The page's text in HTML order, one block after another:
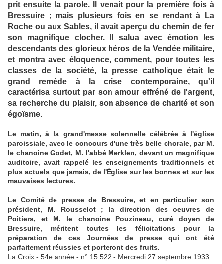
prit ensuite la parole. Il venait pour la première fois à
Bressuire ; mais plusieurs fois en se rendant à La
Roche ou aux Sables, il avait aperçu du chemin de fer
son magnifique clocher. Il salua avec émotion les
descendants des glorieux héros de la Vendée militaire,
et montra avec éloquence, comment, pour toutes les
classes de la société, la presse catholique était le
grand remède à la crise contemporaine, qu'il
caractérisa surtout par son amour effréné de l'argent,
sa recherche du plaisir, son absence de charité et son
égoïsme.
Le matin, à la grand'messe solennelle célébrée à l'église
paroissiale, avec le concours d'une très belle chorale, par M.
le chanoine Godet, M. l'abbé Merklen, devant un magnifique
auditoire, avait rappelé les enseignements traditionnels et
plus actuels que jamais, de l'Église sur les bonnes et sur les
mauvaises lectures.
Le Comité de presse de Bressuire, et en particulier son
président, M. Rousselot ; la direction des oeuvres de
Poitiers, et M. le chanoine Pouzineau, curé doyen de
Bressuire, méritent toutes les félicitations pour la
préparation de ces Journées de presse qui ont été
parfaitement réussies et porteront des fruits.
La Croix - 54e année - n° 15.522 - Mercredi 27 septembre 1933